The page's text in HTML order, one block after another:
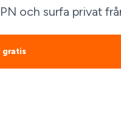
och surfa privat
gratis